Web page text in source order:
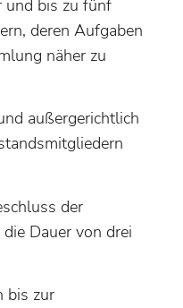
und bis zu fünf
deren Aufgaben
näher zu
außergerichtlich
der
Dauer von drei
bis zur